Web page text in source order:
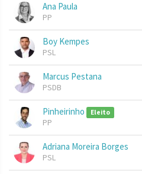
Ana Paula
PP
Boy Kempes
PSL
Marcus Pestana
PSDB
Pinheirinho Eleito
PP
Adriana Moreira Borges
PSL